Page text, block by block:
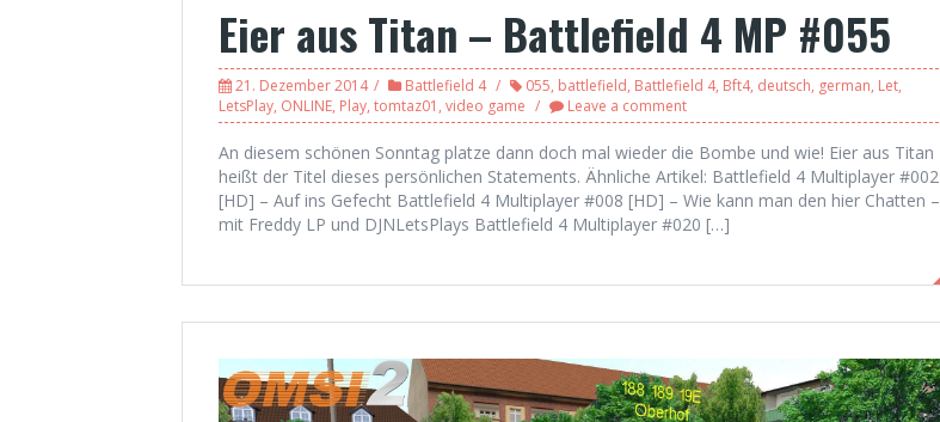
Eier aus Titan – Battlefield 4 MP #055
21. Dezember 2014 Battlefield 4 055, battlefield, Battlefield 4, Bft4, deutsch, german, Let,
LetsPlay, ONLINE, Play, tomtaz01 , video game Leave a comment
An diesem schönen Sonntag platze dann doch mal wieder die Bombe und wie! Eier aus Titan
heißt der Titel dieses persönlichen Statements. Ähnliche Artikel: Battlefield 4 Multiplayer #002
[HD] – Auf ins Gefecht Battlefield 4 Multiplayer #008 [HD] – Wie kann man den hier Chatten –
mit Freddy LP und DJNLetsPlays Battlefield 4 Multiplayer #020 […]